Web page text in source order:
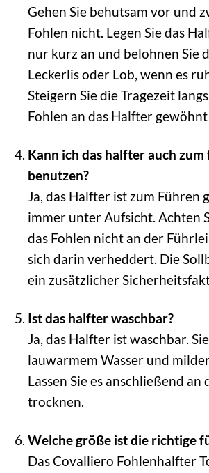
Gehen Sie behutsam vor und
Fohlen nicht. Legen Sie das
nur kurz an und belohnen Sie
Leckerlis oder Lob, wenn es
Steigern Sie die Tragezeit
Fohlen an das Halfter
Kann ich das halfter auch
benutzen?
Ja, das Halfter ist zum Führen
immer unter Aufsicht. Achten
das Fohlen nicht an der
sich darin verheddert. Die
ein zusätzlicher
Ist das halfter waschbar?
Ja, das Halfter ist waschbar.
lauwarmem Wasser und
Lassen Sie es anschließend an
trocknen.
Welche größe ist die richtige
Das Covalliero Fohlenhalfter